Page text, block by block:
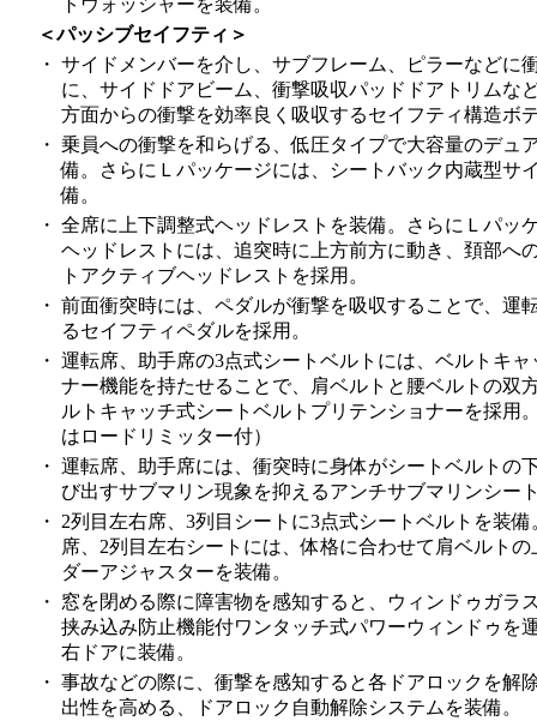
トウォッシャーを装備。
＜パッシブセイフティ＞
・ サイドメンバーを介し、サブフレーム、ピラーなどに
に、サイドドアビーム、衝撃吸収パッドドアトリムな
方面からの衝撃を効率良く吸収するセイフティ構造ボ
・ 乗員への衝撃を和らげる、低圧タイプで大容量のデュ
備。さらにＬパッケージには、シートバック内蔵型サ
備。
・ 全席に上下調整式ヘッドレストを装備。さらにＬパッ
ヘッドレストには、追突時に上方前方に動き、頚部へ
トアクティブヘッドレストを採用。
・ 前面衝突時には、ペダルが衝撃を吸収することで、運
るセイフティペダルを採用。
・ 運転席、助手席の3点式シートベルトには、ベルトキ
ナー機能を持たせることで、肩ベルトと腰ベルトの双
ルトキャッチ式シートベルトプリテンショナーを採用
はロードリミッター付）
・ 運転席、助手席には、衝突時に身体がシートベルトの
び出すサブマリン現象を抑えるアンチサブマリンシー
・
2列目左右席、3列目シートに3点式シートベルトを装
席、2列目左右シートには、体格に合わせて肩ベルト
ダーアジャスターを装備。
・
窓を閉める際に障害物を感知すると、ウィンドゥガラ
挟み込み防止機能付ワンタッチ式パワーウィンドゥを
右ドアに装備。
・ 事故などの際に、衝撃を感知すると各ドアロックを解
出性を高める、ドアロック自動解除システムを装備。